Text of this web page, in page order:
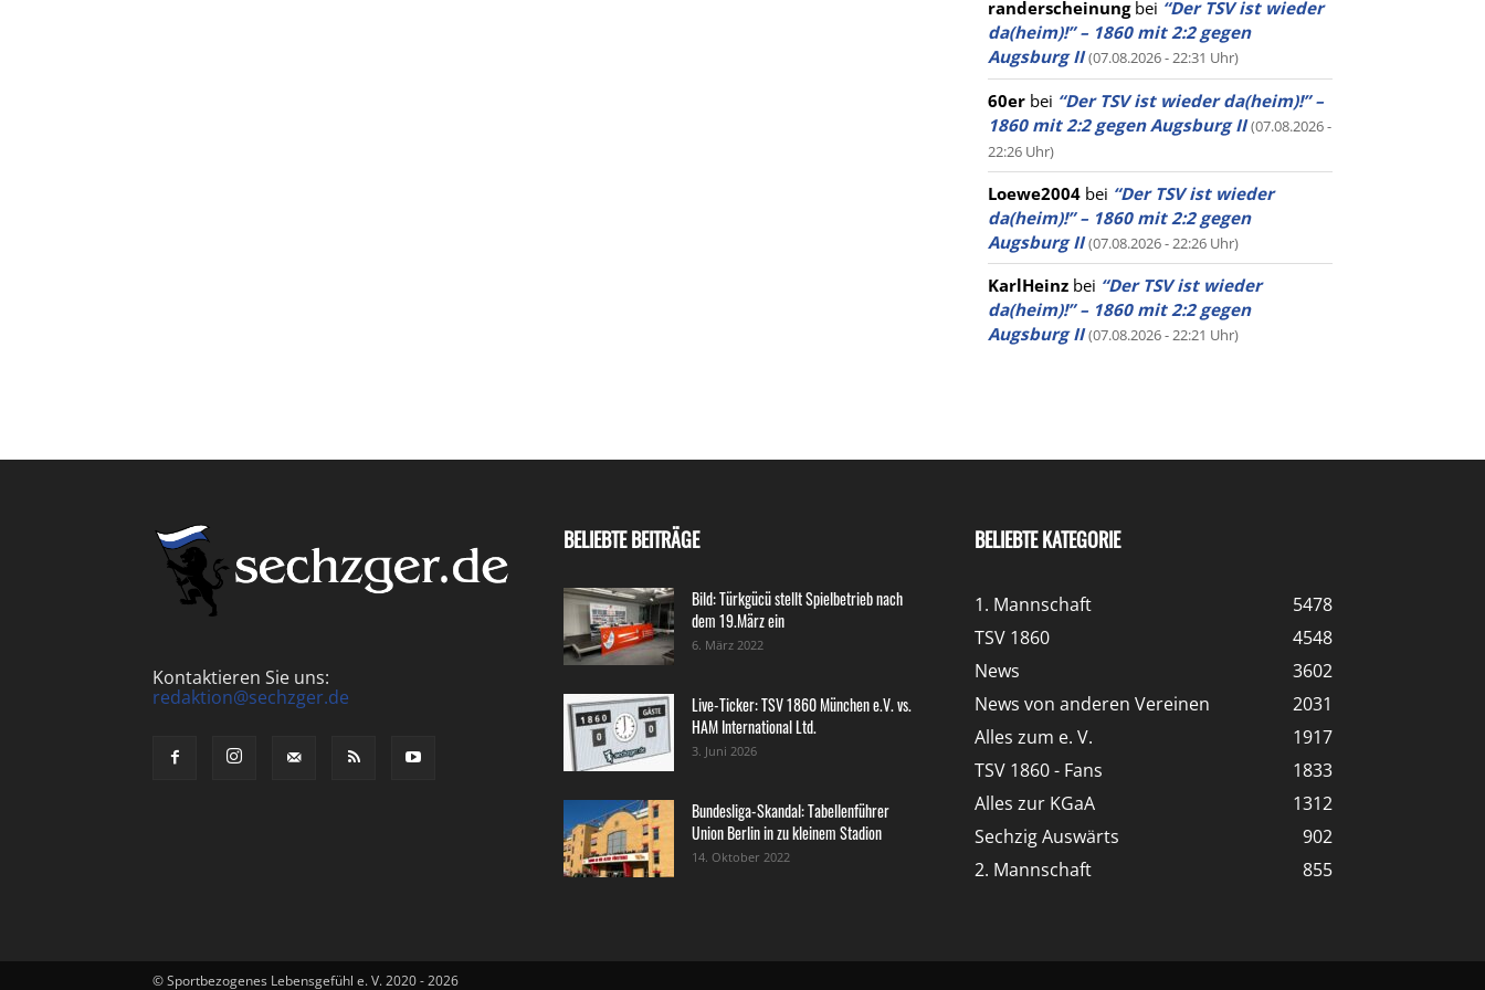
randerscheinungbei “Der TSV ist wieder
da(heim)!” – 1860 mit 2:2 gegen
Augsburg II (07.08.2026 - 22:31 Uhr)
60er bei “Der TSV ist wieder da(heim)!” –
1860 mit 2:2 gegen Augsburg II (07.08.2026 -
22:26 Uhr)
Loewe2004 bei “Der TSV ist wieder
da(heim)!” – 1860 mit 2:2 gegen
Augsburg II (07.08.2026 - 22:26 Uhr)
KarlHeinz bei “Der TSV ist wieder
da(heim)!” – 1860 mit 2:2 gegen
Augsburg II (07.08.2026 - 22:21 Uhr)
Kontaktieren Sie uns:
redaktion@sechzger.de
BELIEBTE BEITRÄGE
Bild: Türkgücü stellt Spielbetrieb nach
dem 19.März ein
6. März 2022
Live-Ticker: TSV 1860 München e.V. vs.
HAM International Ltd.
3. Juni 2026
Bundesliga-Skandal: Tabellenführer
Union Berlin in zu kleinem Stadion
14. Oktober 2022
BELIEBTE KATEGORIE
1. Mannschaft
5478
TSV 1860
4548
News
3602
News von anderen Vereinen
2031
Alles zum e. V.
1917
TSV 1860 - Fans
1833
Alles zur KGaA
1312
Sechzig Auswärts
902
2. Mannschaft
855
© Sportbezogenes Lebensgefühl e. V. 2020 - 2026